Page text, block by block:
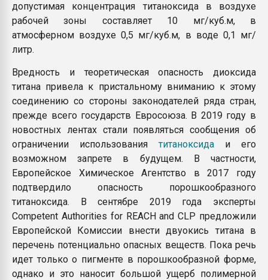
допустимая концентрация титаноксида в воздухе
рабочей зоны составляет 10 мг/куб.м, в
атмосферном воздухе 0,5 мг/куб.м, в воде 0,1 мг/
литр.
Вредность и теоретическая опасность диоксида
титана привела к пристальному вниманию к этому
соединению со стороны законодателей ряда стран,
прежде всего государств Евросоюза. В 2019 году в
новостных лентах стали появляться сообщения об
ограничении использования титаноксида и его
возможном запрете в будущем. В частности,
Европейское Химическое Агентство в 2017 году
подтвердило опасность порошкообразного
титаноксида. В сентябре 2019 года эксперты
Competent Authorities for REACH and CLP предложили
Европейской Комиссии внести двуокись титана в
перечень потенциально опасных веществ. Пока речь
идет только о пигменте в порошкообразной форме,
однако и это наносит большой ущерб полимерной